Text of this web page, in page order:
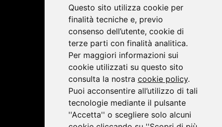
Questo sito utilizza cookie per
finalità tecniche e, previo
consenso dell’utente, cookie di
terze parti con finalità analitica.
Per maggiori informazioni sui
cookie utilizzati su questo sito
consulta la nostra cookie policy.
Puoi acconsentire all’utilizzo di tali
tecnologie mediante il pulsante
''Accetta'' o scegliere solo alcuni